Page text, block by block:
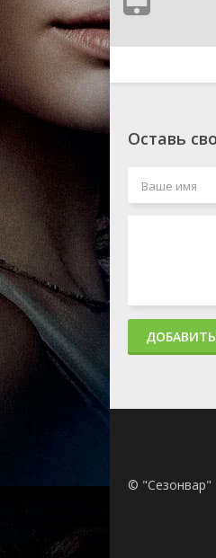
Оставь
© "Сезонвар"